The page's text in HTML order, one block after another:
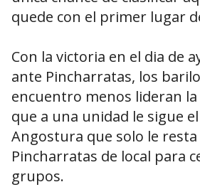
quede con el primer lugar
Con la victoria en el dia de
ante Pincharratas, los
encuentro menos lideran
que a una unidad le sigue
Angostura que solo le
Pincharratas de local para
grupos.